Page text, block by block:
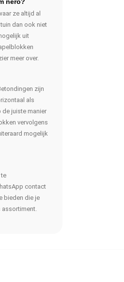
ze altijd al
dan ook niet
uit
meer over.
zijn
als
de juiste manier
vervolgens
mogelijk
te
contact
bieden die je